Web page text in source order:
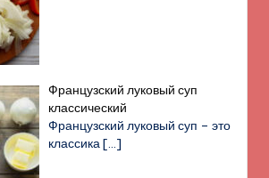
Французский луковый суп
классический
Французский луковый суп – это
классика[…]